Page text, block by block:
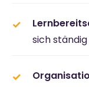
sich